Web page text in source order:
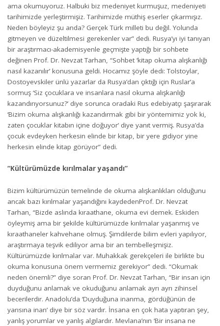
ama okumuyoruz. Halbuki biz medeniyet kurmuşuz, medeniyeti
tarihimizde yerleştirmişiz. Tarihimizde müthiş eserler çıkarmışız.
Neden böyleyiz şu anda? Gerçek Türk milleti bu değil. Yolunda
gitmeyen ve düzeltilmesi gerekenler var” dedi. Rusya’yı iyi tanıyan
bir araştırmacı-akademisyenle geçmişte yaptığı bir sohbete
değinen Prof. Dr. Nevzat Tarhan, “Sohbet ‘kitap okuma alışkanlığı
nasıl kazanılır’ konusuna geldi. Hocamız şöyle dedi: Tolstoylar,
Dostoyevskiler ünlü yazarlar da Rusya’dan çıktığı için Ruslar’a
sormuş ‘Siz çocuklara ve insanlara nasıl okuma alışkanlığı
kazandırıyorsunuz?’ diye sorunca oradaki Rus edebiyatçı şaşırarak
‘Bizim okuma alışkanlığı kazandırmak gibi bir yöntemimiz yok ki,
zaten çocuklar kitabın içine doğuyor’ diye yanıt vermiş. Rusya’da
çocuk evdeyken herkesin elinde bir kitap, bir yere gidiyor yine
herkesin elinde kitap görüyor” dedi.
“Kültürümüzde kırılmalar yaşandı”
Bizim kültürümüzün temelinde de okuma alışkanlıkları olduğunu
ancak bazı kırılmalar yaşandığını kaydedenProf. Dr. Nevzat
Tarhan, “Bizde aslında kıraathane, okuma evi demek. Eskiden
öyleymiş ama bir şekilde kültürümüzde kırılmalar yaşanmış ve
kıraathaneler kahvehane olmuş. Şimdilerde bilim evleri yapılıyor,
araştırmaya teşvik ediliyor ama bir an tembelleşmişiz.
Kültürümüzde kırılmalar var. Muhakkak gerekçeleri ile birlikte bu
okuma konusuna önem vermemiz gerekiyor” dedi. “Okumak
neden önemli?” diye soran Prof. Dr. Nevzat Tarhan, “Bir insan için
duyduğunu anlamak ve okuduğunu anlamak ayrı ayrı zihinsel
becerilerdir. Anadolu’da ‘Duyduğuna inanma, gördüğünün de
yarısına inan’ diye bir söz vardır. İnsana en çok hata yaptıran şey,
yanlış yorumlar ve yanlış algılardır. Mevlana’nın ‘Bir insana ne